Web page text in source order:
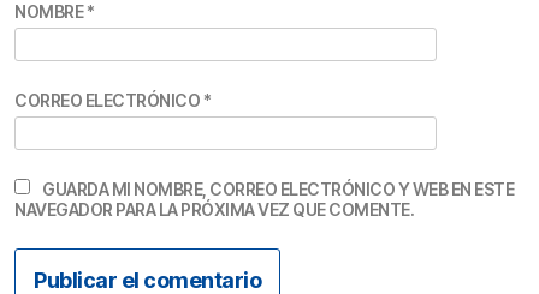
NOMBRE*
CORREO ELECTRÓNICO *
GUARDA MI NOMBRE, CORREO ELECTRÓNICO Y WEB EN ESTE
NAVEGADOR PARA LA PRÓXIMA VEZ QUE COMENTE.